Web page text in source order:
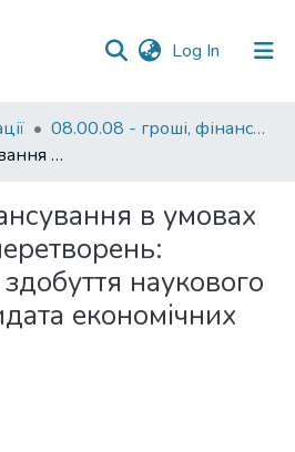
Log In (current)
08.00.08 - гроші, фінанси і кредит
Венчурнe фінансування в умовах економічних перетворень: дисертація на здобуття наукового ступеня кандидата економічних наук
в умовах
наукового
економічних